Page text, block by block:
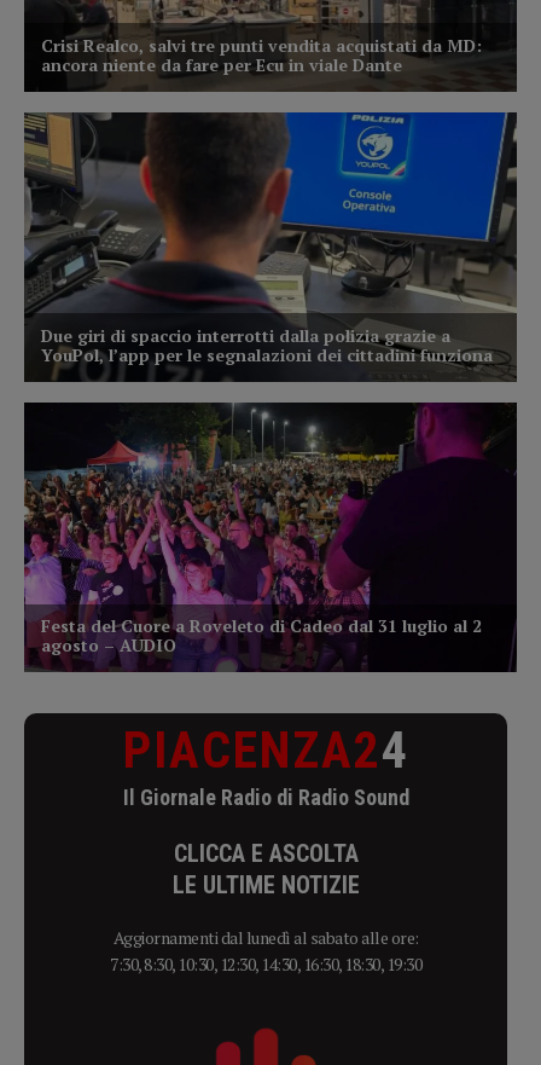
PIACENZA24
Il Giornale Radio di Radio Sound
CLICCA E ASCOLTA
LE ULTIME NOTIZIE
Aggiornamenti dal lunedì al sabato alle ore:
7:30, 8:30, 10:30, 12:30, 14:30, 16:30, 18:30, 19:30